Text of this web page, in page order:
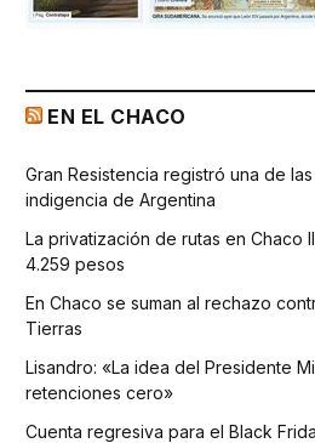
EN EL CHACO
Gran Resistencia registró una de
indigencia de Argentina
La privatización de rutas en Chaco
4.259 pesos
En Chaco se suman al rechazo
Tierras
Lisandro: «La idea del Presidente
retenciones cero»
Cuenta regresiva para el Black